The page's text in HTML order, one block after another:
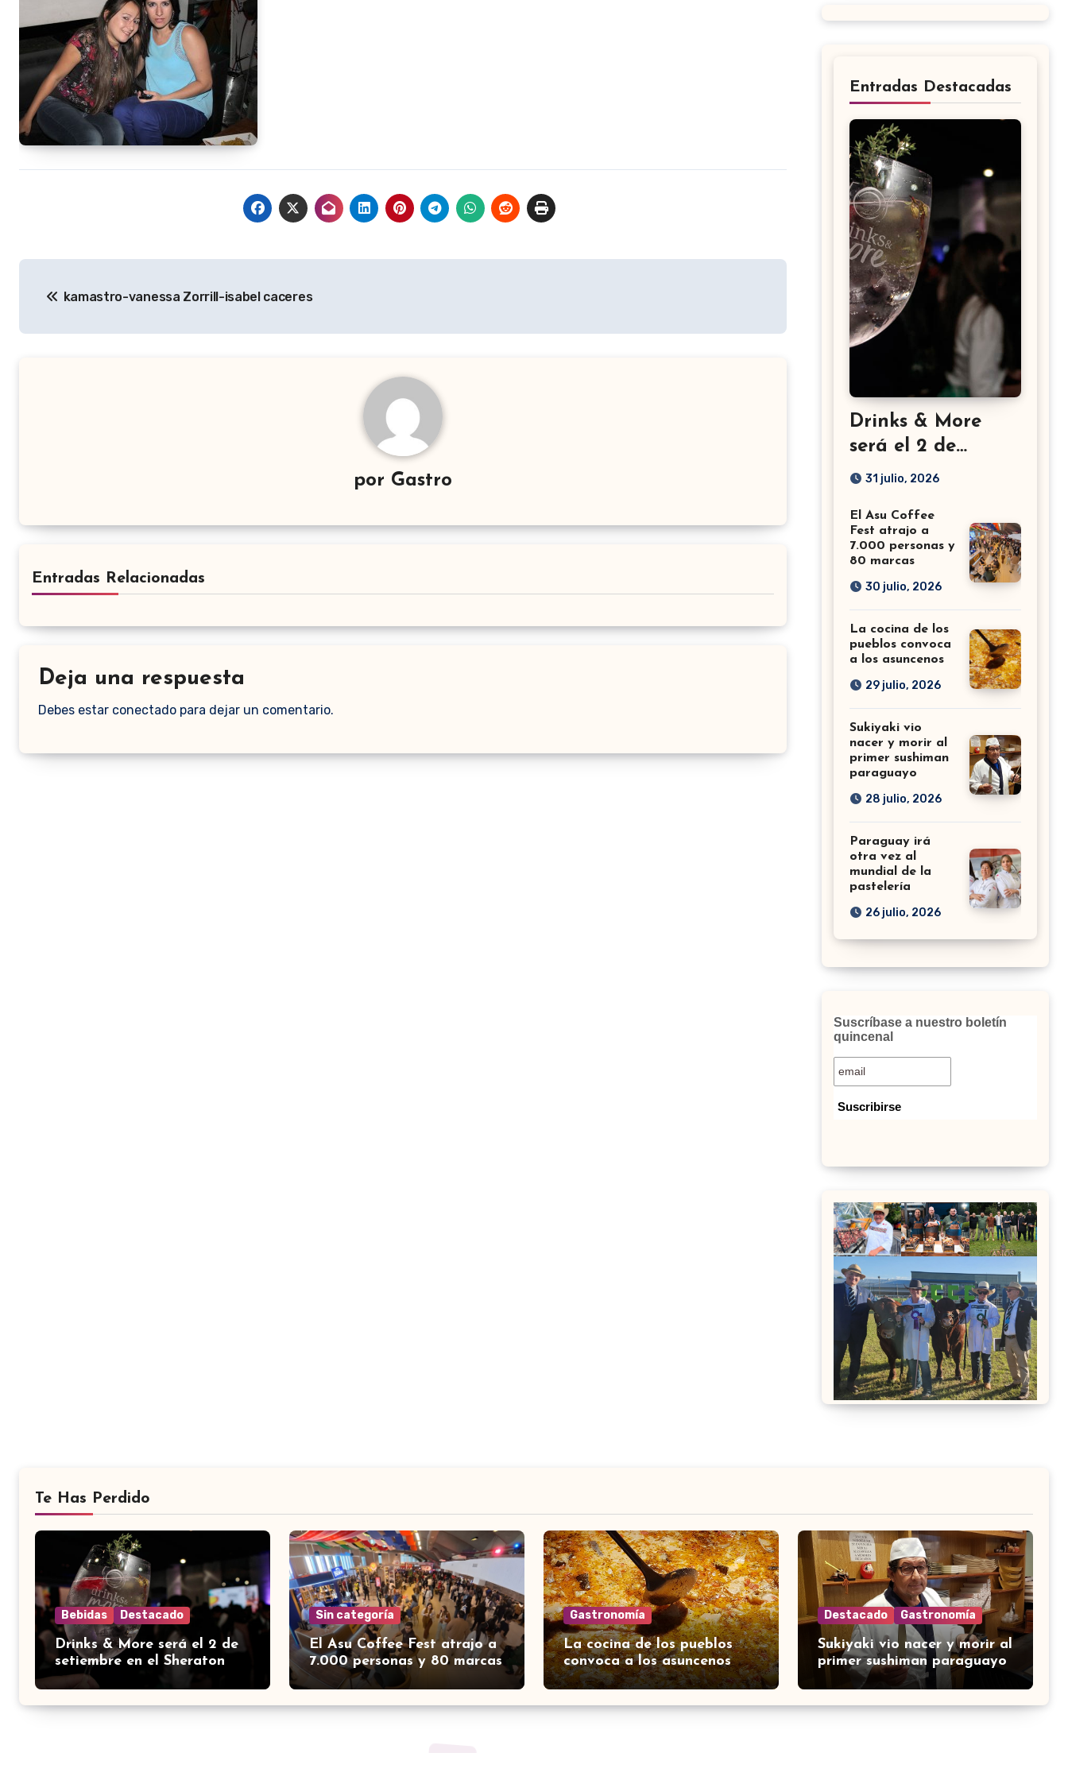
de
entradas
kamastro-vanessa Zorrill-isabel caceres
por Gastro
Entradas Relacionadas
Deja una respuesta
Debes estar conectado para dejar un comentario.
Entradas Destacadas
Drinks & More
será el 2 de
setiembre en el
31 julio, 2026
El Asu Coffee
Fest atrajo a
7.000 personas y
80 marcas
30 julio, 2026
La cocina de los
pueblos convoca
a los asuncenos
29 julio, 2026
Sukiyaki vio
nacer y morir al
primer sushiman
paraguayo
28 julio, 2026
Paraguay irá
otra vez al
mundial de la
pastelería
26 julio, 2026
Suscríbase a nuestro boletín
quincenal
Te Has Perdido
Bebidas Destacado
Drinks & More será el 2 de
setiembre en el Sheraton
Sin categoría
El Asu Coffee Fest atrajo a
7.000 personas y 80 marcas
Gastronomía
La cocina de los pueblos
convoca a los asuncenos
Destacado Gastronomía
Sukiyaki vio nacer y morir al
primer sushiman paraguayo